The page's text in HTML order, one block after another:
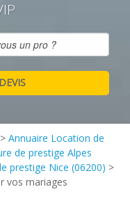
> Annuaire Location de
de prestige Alpes
prestige Nice (06200) >
vos mariages